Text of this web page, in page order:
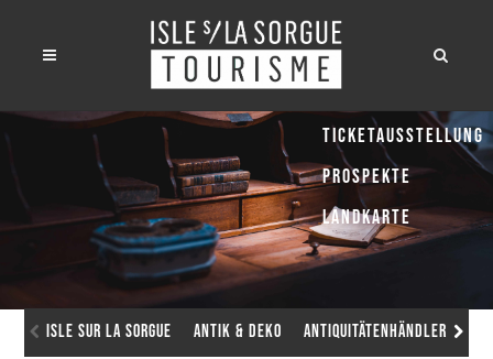
Isle sur la Sorgue Antik & Deko Antiquitätenhändler
Ticketausstellung
Prospekte
Landkarte